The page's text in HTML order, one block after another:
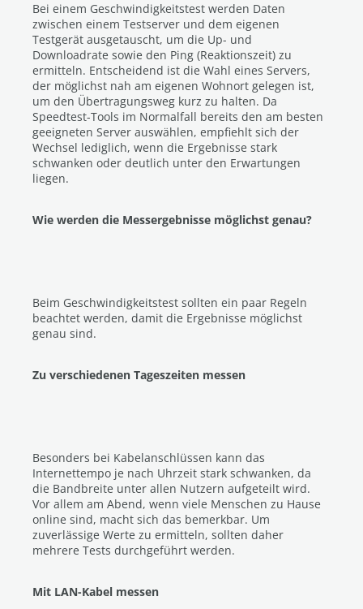
Bei einem Geschwindigkeitstest werden Daten
zwischen einem Testserver und dem eigenen
Testgerät ausgetauscht, um die Up- und
Downloadrate sowie den Ping (Reaktionszeit) zu
ermitteln. Entscheidend ist die Wahl eines Servers,
der möglichst nah am eigenen Wohnort gelegen ist,
um den Übertragungsweg kurz zu halten. Da
Speedtest-Tools im Normalfall bereits den am besten
geeigneten Server auswählen, empfiehlt sich der
Wechsel lediglich, wenn die Ergebnisse stark
schwanken oder deutlich unter den Erwartungen
liegen.
Wie werden die Messergebnisse möglichst genau?
Beim Geschwindigkeitstest sollten ein paar Regeln
beachtet werden, damit die Ergebnisse möglichst
genau sind.
Zu verschiedenen Tageszeiten messen
Besonders bei Kabelanschlüssen kann das
Internettempo je nach Uhrzeit stark schwanken, da
die Bandbreite unter allen Nutzern aufgeteilt wird.
Vor allem am Abend, wenn viele Menschen zu Hause
online sind, macht sich das bemerkbar. Um
zuverlässige Werte zu ermitteln, sollten daher
mehrere Tests durchgeführt werden.
Mit LAN-Kabel messen